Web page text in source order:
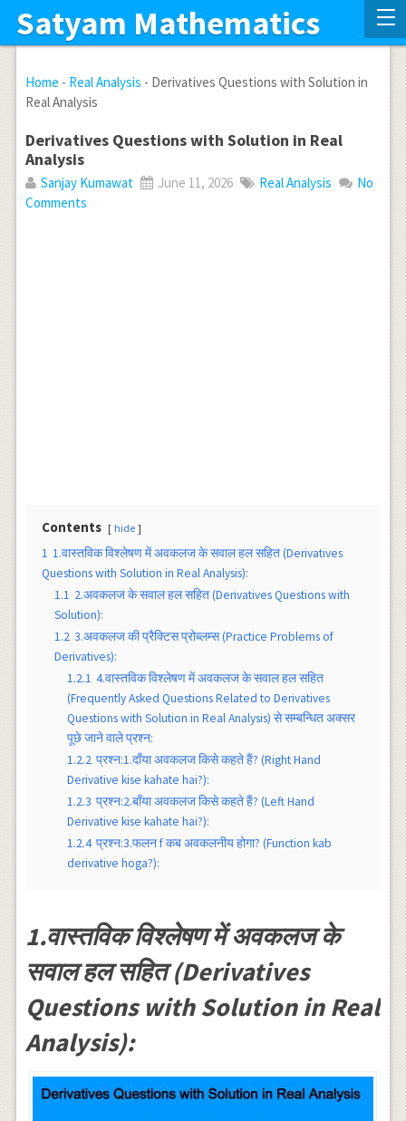
Satyam Mathematics
Home - Real Analysis - Derivatives Questions with Solution in
Real Analysis
Derivatives Questions with Solution in Real
Analysis
Sanjay Kumawat June 11, 2026 Real Analysis
No
Comments
Contents hide
1 1.वास्तविक विश्लेषण में अवकलज के सवाल हल सहित (Derivatives
Questions with Solution in Real Analysis):
1.1 2.अवकलज के सवाल हल सहित (Derivatives Questions with
Solution):
1.2 3.अवकलज की प्रैक्टिस प्रोब्लम्स (Practice Problems of
Derivatives):
1.2.1 4.वास्तविक विश्लेषण में अवकलज के सवाल हल सहित
(Frequently Asked Questions Related to Derivatives
Questions with Solution in Real Analysis) से सम्बन्धित अक्सर
पूछे जाने वाले प्रश्न:
1.2.2 प्रश्न:1.दाँया अवकलज किसे कहते हैं? (Right Hand
Derivative kise kahate hai?):
1.2.3 प्रश्न:2.बाँया अवकलज किसे कहते हैं? (Left Hand
Derivative kise kahate hai?):
1.2.4 प्रश्न:3.फलन f कब अवकलनीय होगा? (Function kab
derivative hoga?):
1.वास्तविक विश्लेषण में अवकलज के
सवाल हल सहित (Derivatives
Questions with Solution in Real
Analysis):